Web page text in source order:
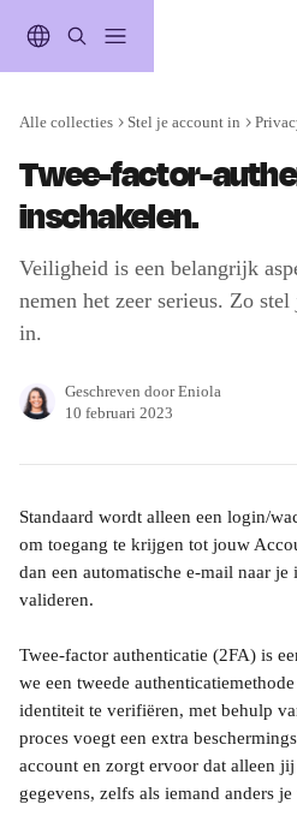
Alle collecties Stel je account in
Twee-factor-
inschakelen.
Veiligheid is een belangrijk
nemen het zeer serieus. Zo
in.
Geschreven doorEniola
10 februari 2023
Standaard wordt alleen een login/
om toegang te krijgen tot jouw
dan een automatische e-mail naar
valideren.
Twee-factor authenticatie (2FA) is
we een tweede
identiteit te verifiëren, met behulp
proces voegt een extra
account en zorgt ervoor dat alleen
gegevens, zelfs als iemand anders